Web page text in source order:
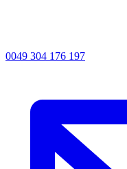
0049 304 176 197